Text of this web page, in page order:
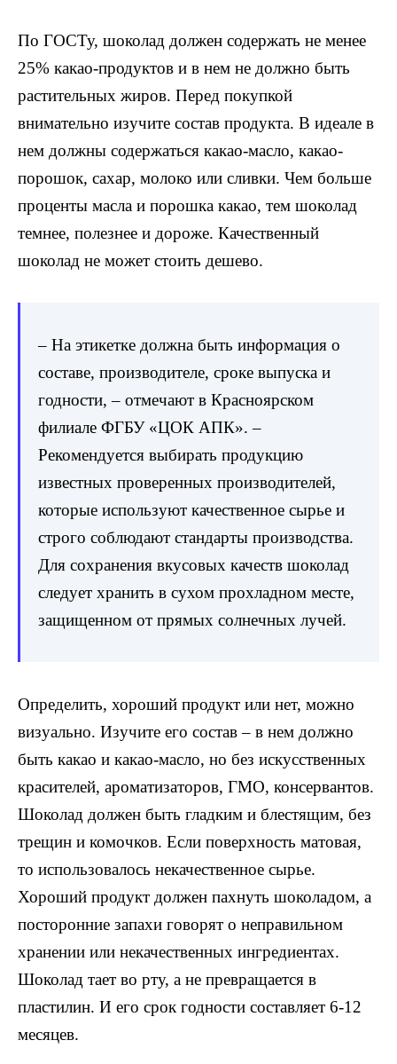
По ГОСТу, шоколад должен содержать не менее
25% какао-продуктов и в нем не должно быть
растительных жиров. Перед покупкой
внимательно изучите состав продукта. В идеале в
нем должны содержаться какао-масло, какао-
порошок, сахар, молоко или сливки. Чем больше
проценты масла и порошка какао, тем шоколад
темнее, полезнее и дороже. Качественный
шоколад не может стоить дешево.
– На этикетке должна быть информация о
составе, производителе, сроке выпуска и
годности, – отмечают в Красноярском
филиале ФГБУ «ЦОК АПК». –
Рекомендуется выбирать продукцию
известных проверенных производителей,
которые используют качественное сырье и
строго соблюдают стандарты производства.
Для сохранения вкусовых качеств шоколад
следует хранить в сухом прохладном месте,
защищенном от прямых солнечных лучей.
Определить, хороший продукт или нет, можно
визуально. Изучите его состав – в нем должно
быть какао и какао-масло, но без искусственных
красителей, ароматизаторов, ГМО, консервантов.
Шоколад должен быть гладким и блестящим, без
трещин и комочков. Если поверхность матовая,
то использовалось некачественное сырье.
Хороший продукт должен пахнуть шоколадом, а
посторонние запахи говорят о неправильном
хранении или некачественных ингредиентах.
Шоколад тает во рту, а не превращается в
пластилин. И его срок годности составляет 6-12
месяцев.